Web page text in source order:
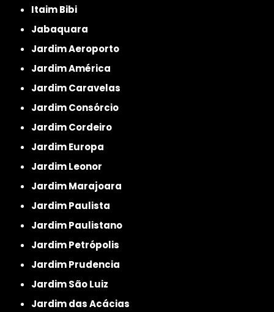
Itaim Bibi
Jabaquara
Jardim Aeroporto
Jardim América
Jardim Caravelas
Jardim Consórcio
Jardim Cordeiro
Jardim Europa
Jardim Leonor
Jardim Marajoara
Jardim Paulista
Jardim Paulistano
Jardim Petrópolis
Jardim Prudencia
Jardim São Luiz
Jardim das Acácias